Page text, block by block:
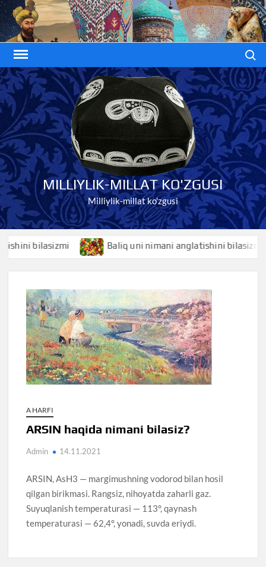
Skip
to
content
MILLIYLIK-MILLAT KO'ZGUSI
Milliylik-millat ko'zgusi
bilasizmi Baliq uni nimani anglatishini bilasizmi
A HARFI
ARSIN haqida nimani bilasiz?
Admin 14.11.2021
ARSIN, AsH3 — margimushning vodorod bilan hosil
qilgan birikmasi. Rangsiz, nihoyatda zaharli gaz.
Suyuqlanish temperaturasi — 113°, qaynash
temperaturasi — 62,4°, yonadi, suvda eriydi.